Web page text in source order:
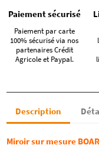
Paiement sécurisé
Paiement par carte
100% sécurisé via nos
partenaires Crédit
Agricole et Paypal.
Description
Miroir sur mesure